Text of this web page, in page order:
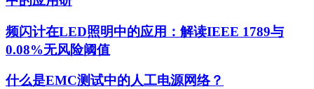
频闪计在LED照明中的应用：解读IEEE 1789与
0.08%无风险阈值
什么是EMC测试中的人工电源网络？